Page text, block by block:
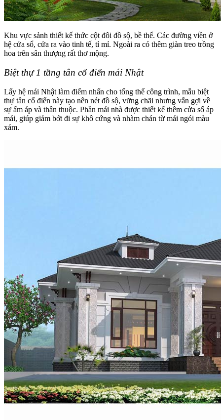
Khu vực sảnh thiết kế thức cột đôi đồ sộ, bề thế. Các đường viền ở
hệ cửa sổ, cửa ra vào tinh tế, tỉ mỉ. Ngoài ra có thêm giàn treo trồng
hoa trên sân thượng rất thơ mộng.
Biệt thự 1 tầng tân cổ điển mái Nhật
Lấy hệ mái Nhật làm điểm nhấn cho tổng thể công trình, mẫu biệt
thự tân cổ điển này tạo nên nét đồ sộ, vững chãi nhưng vẫn gợi về
sự ấm áp và thân thuộc. Phần mái nhà được thiết kế thêm cửa sổ áp
mái, giúp giảm bớt đi sự khô cứng và nhàm chán từ mái ngói màu
xám.